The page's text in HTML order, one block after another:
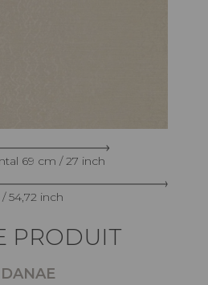
69 cm / 27 inch
54,72 inch
PRODUIT
DANAE